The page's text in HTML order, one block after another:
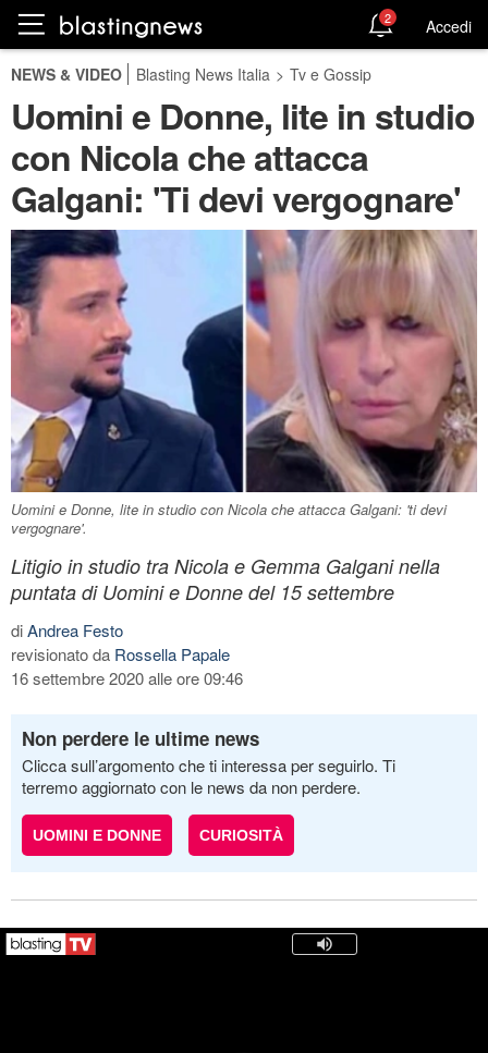
2 Accedi
NEWS & VIDEO Blasting News Italia > Tv e Gossip
Uomini e Donne, lite in studio
con Nicola che attacca
Galgani: 'Ti devi vergognare'
Uomini e Donne, lite in studio con Nicola che attacca Galgani: 'ti devi
vergognare'.
Litigio in studio tra Nicola e Gemma Galgani nella
puntata di Uomini e Donne del 15 settembre
diAndrea Festo
revisionato da Rossella Papale
16 settembre 2020 alle ore 09:46
Non perdere le ultime news
Clicca sull’argomento che ti interessa per seguirlo. Ti
terremo aggiornato con le news da non perdere.
UOMINI E DONNE CURIOSITÀ